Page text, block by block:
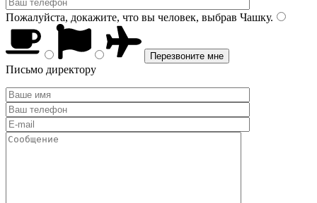
Пожалуйста, докажите, что вы человек, выбрав Чашку.
Письмо директору